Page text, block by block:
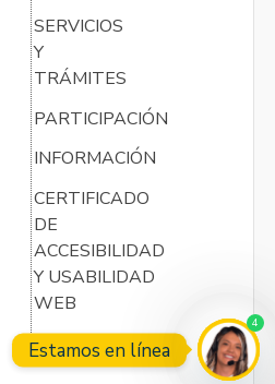
SERVICIOS
Y
TRÁMITES
PARTICIPACIÓN
INFORMACIÓN
CERTIFICADO
DE
ACCESIBILIDAD
Y USABILIDAD
WEB
Estamos en línea
4